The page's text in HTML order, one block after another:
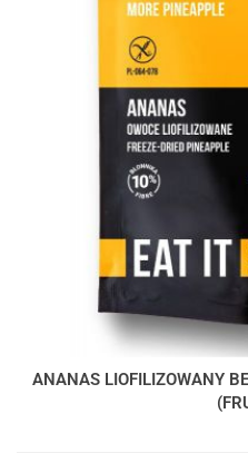
ANANAS LIOFILIZOWANY